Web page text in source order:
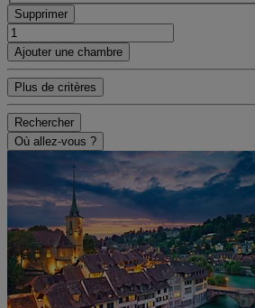
Supprimer
Ajouter une chambre
Plus de critères
Rechercher
Où allez-vous ?